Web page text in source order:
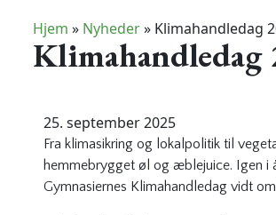
Hjem » Nyheder» Klimahandledag
Klimahandledag
25. september 2025
Fra klimasikring og lokalpolitik til
hemmebrygget øl og æblejuice. Igen i
Gymnasiernes Klimahandledag vidt